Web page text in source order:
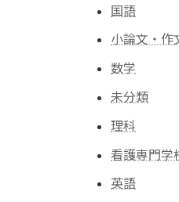
国語
小論文・作
数学
未分類
理科
看護専門学
英語